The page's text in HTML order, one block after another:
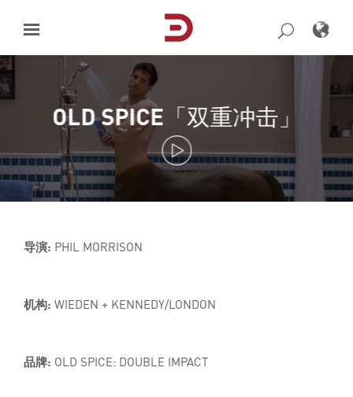
content
OLD SPICE「双重冲击」
导演: PHIL MORRISON
机构: WIEDEN + KENNEDY/LONDON
品牌: OLD SPICE: DOUBLE IMPACT